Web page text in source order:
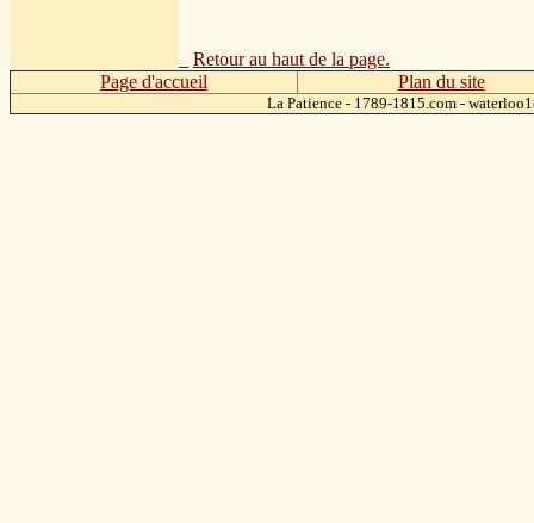
Retour au haut de la page.
Page d'accueil
Plan du site
La Patience - 1789-1815.com -